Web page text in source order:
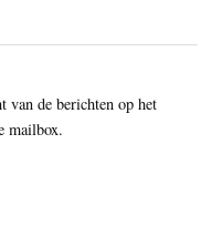
van de berichten op het
mailbox.